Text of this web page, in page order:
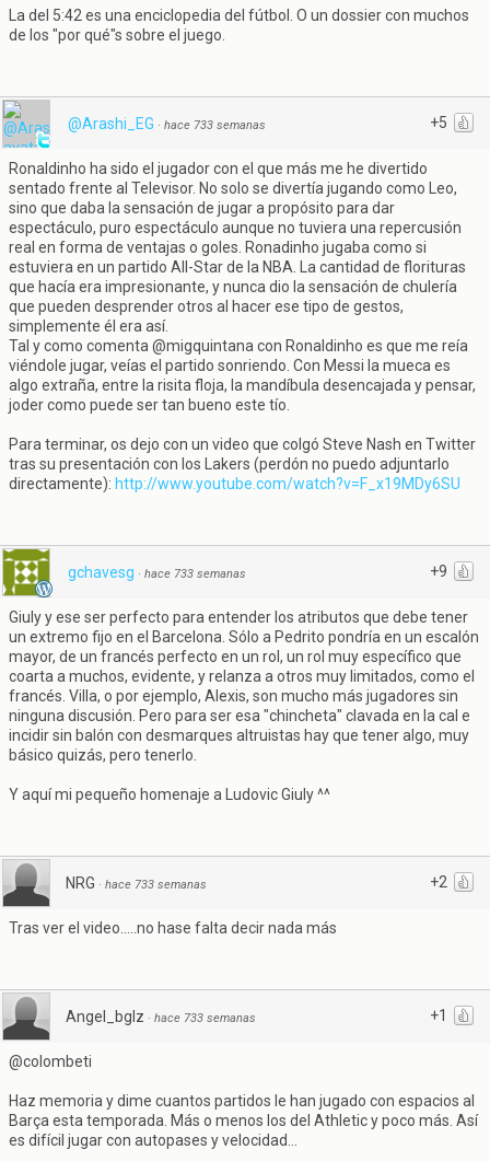
La del 5:42 es una enciclopedia del fútbol. O un dossier con muchos
de los "por qué"s sobre el juego.
+5
@Arashi_EG · hace 733 semanas
Ronaldinho ha sido el jugador con el que más me he divertido
sentado frente al Televisor. No solo se divertía jugando como Leo,
sino que daba la sensación de jugar a propósito para dar
espectáculo, puro espectáculo aunque no tuviera una repercusión
real en forma de ventajas o goles. Ronadinho jugaba como si
estuviera en un partido All-Star de la NBA. La cantidad de florituras
que hacía era impresionante, y nunca dio la sensación de chulería
que pueden desprender otros al hacer ese tipo de gestos,
simplemente él era así.
Tal y como comenta @migquintana con Ronaldinho es que me reía
viéndole jugar, veías el partido sonriendo. Con Messi la mueca es
algo extraña, entre la risita floja, la mandíbula desencajada y pensar,
joder como puede ser tan bueno este tío.
Para terminar, os dejo con un video que colgó Steve Nash en Twitter
tras su presentación con los Lakers (perdón no puedo adjuntarlo
directamente): http://www.youtube.com/watch?v=F_x19MDy6SU
+9
gchavesg · hace 733 semanas
Giuly y ese ser perfecto para entender los atributos que debe tener
un extremo fijo en el Barcelona. Sólo a Pedrito pondría en un escalón
mayor, de un francés perfecto en un rol, un rol muy específico que
coarta a muchos, evidente, y relanza a otros muy limitados, como el
francés. Villa, o por ejemplo, Alexis, son mucho más jugadores sin
ninguna discusión. Pero para ser esa "chincheta" clavada en la cal e
incidir sin balón con desmarques altruistas hay que tener algo, muy
básico quizás, pero tenerlo.
Y aquí mi pequeño homenaje a Ludovic Giuly ^^
+2
NRG · hace 733 semanas
Tras ver el video.....no hase falta decir nada más
+1
Angel_bglz · hace 733 semanas
@colombeti
Haz memoria y dime cuantos partidos le han jugado con espacios al
Barça esta temporada. Más o menos los del Athletic y poco más. Así
es difícil jugar con autopases y velocidad...